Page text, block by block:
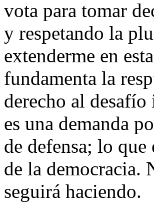
vota para tomar
y respetando la
extenderme en
fundamenta la
derecho al
es una demanda
de defensa; lo
de la democracia.
seguirá haciendo.